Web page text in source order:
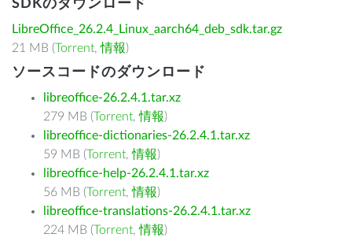
SDKのダウンロード
LibreOffice_26.2.4_Linux_aarch64_deb_sdk.tar.gz
21 MB (Torrent,情報)
ソースコードのダウンロード
libreoffice-26.2.4.1.tar.xz
279 MB (Torrent,情報)
libreoffice-dictionaries-26.2.4.1.tar.xz
59 MB (Torrent,情報)
libreoffice-help-26.2.4.1.tar.xz
56 MB (Torrent,情報)
libreoffice-translations-26.2.4.1.tar.xz
224 MB (Torrent,情報)